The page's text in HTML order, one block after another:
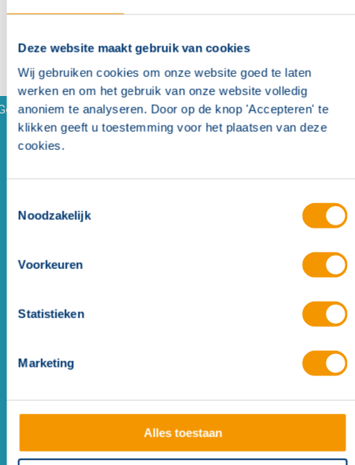
Deze website maakt gebruik van cookies
Wij gebruiken cookies om onze website goed te laten
werken en om het gebruik van onze website volledig
anoniem te analyseren. Door op de knop 'Accepteren' te
klikken geeft u toestemming voor het plaatsen van deze
cookies.
Noodzakelijk
Voorkeuren
Statistieken
Marketing
Alles toestaan
referenties
protocol in Zorginstelling Zuyderland